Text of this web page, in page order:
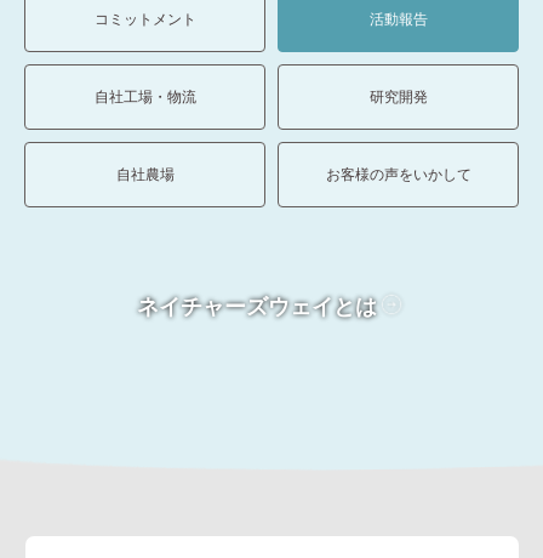
コミットメント 活動報告
自社工場・物流 研究開発
自社農場 お客様の声をいかして
ネイチャーズウェイとは